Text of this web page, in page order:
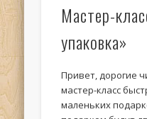
Мастер-
упаковка»
Привет, дорогие
мастер-класс
маленьких